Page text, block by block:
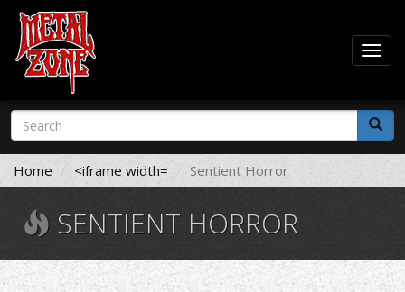
Skip
main
content
Search
form
Search
Home <iframe width= Sentient Horror
SENTIENT HORROR